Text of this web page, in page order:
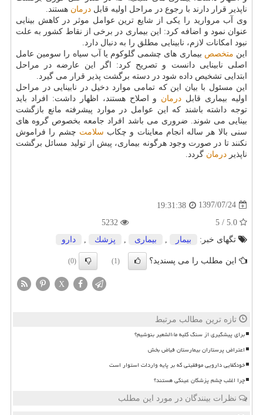
ناپذیر قرار دارند با رجوع در مراحل اولیه قابل درمان هستند.
وی آب مروارید را یكی از شایع ترین عوامل موثر در كاهش بینایی
عنوان نمود و اضافه كرد: این بیماری در برخی از نقاط كشور به علت
نبود امكانات لازم، نابینایی مطلق را به دنبال دارد.
این متخصص بیماری های چشمی گلوكوم یا آب سیاه را سومین عامل
اصلی نابینایی دانست و تصریح كرد: اگر این عارضه در مراحل
ابتدایی تشخیص داده شود در دسته برگشت پذیر قرار می گیرد.
این مسئول با بیان این كه تمامی موارد دخیل در نابینایی در مراحل
اولیه بیماری قابل درمان و اصلاح هستند، اظهار داشت: افراد باید
توجه داشته باشند كه این عوامل در موارد پیشرفته مانع بازگشت
بینایی می شوند. ضروری می باشد افراد جامعه بخصوص گروه های
سنی بالا هر ساله انجام معاینات و چكاب سلامت چشم را فراموش
نكنند تا در صورت وجود هرگونه بیماری، پیش از تولید مسائل برگشت
ناپذیر درمان گردد.
1397/07/24
19:31:38
تگهای خبر:
بیمار بیماری پزشك دارو
این مطلب را می پسندید؟ (1)
(0)
X
تازه ترین مطالب مرتبط
برای پیشگیری از سنگ کلیه ماءالشعیر بنوشیم؟
اعتراض پرستاران بیمارستان فیاض بخش
خودکفایی دارویی موفقیتی که بر پایه واردات استوار است
چرا اغلب چشم پزشکان عینکی هستند؟
نظرات بینندگان در مورد این مطلب